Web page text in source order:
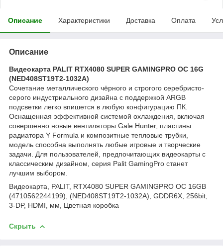
Описание Характеристики Доставка Оплата
Описание
Видеокарта PALIT RTX4080 SUPER GAMINGPRO OC 16G
(NED408ST19T2-1032A)
Сочетание металлического чёрного и строгого серебристо-
серого индустриального дизайна с поддержкой ARGB
подсветки легко впишется в любую конфигурацию ПК.
Оснащенная эффективной системой охлаждения, включая
совершенно новые вентиляторы Gale Hunter, пластины
радиатора Y Formula и композитные тепловые трубки,
модель способна выполнять любые игровые и творческие
задачи. Для пользователей, предпочитающих видеокарты с
классическим дизайном, серия Palit GamingPro станет
лучшим выбором.
Видеокарта, PALIT, RTX4080 SUPER GAMINGPRO OC 16GB
(4710562244199), (NED408ST19T2-1032A), GDDR6X, 256bit,
3-DP, HDMI, мм, Цветная коробка
Скрыть